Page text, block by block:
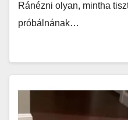
Ránézni olyan, mintha
próbálnának…